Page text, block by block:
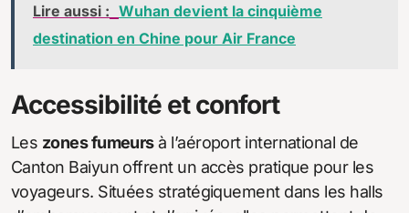
Lire aussi : Wuhan devient la cinquième
destination en Chine pour Air France
Accessibilité et confort
Les zones fumeursà l’aéroport international de
Canton Baiyun offrent un accès pratique pour les
voyageurs. Situées stratégiquement dans les halls